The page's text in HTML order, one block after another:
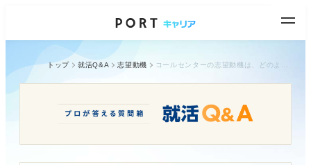
トップ 就活Q&A 志望動機